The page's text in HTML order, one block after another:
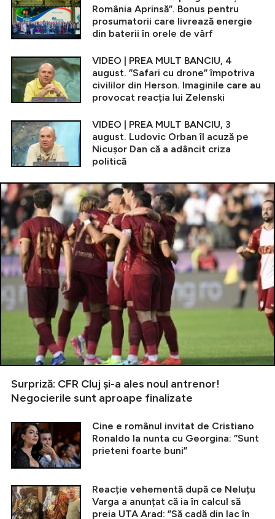
România Aprinsă”. Bonus pentru
prosumatorii care livrează energie
din baterii în orele de vârf
VIDEO | PREA MULT BANCIU, 4
august. ”Safari cu drone” împotriva
civililor din Herson. Imaginile care au
provocat reacția lui Zelenski
VIDEO | PREA MULT BANCIU, 3
august. Ludovic Orban îl acuză pe
Nicușor Dan că a adâncit criza
politică
Surpriză: CFR Cluj și-a ales noul antrenor!
Negocierile sunt aproape finalizate
Cine e românul invitat de Cristiano
Ronaldo la nunta cu Georgina: ”Sunt
prieteni foarte buni”
Reacție vehementă după ce Neluțu
Varga a anunțat că ia în calcul să
preia UTA Arad: ”Să cadă din lac în